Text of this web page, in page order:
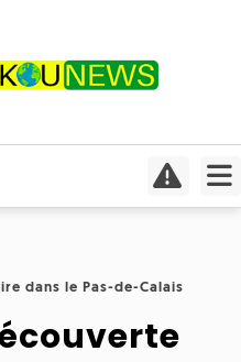
dans le Pas-de-Calais